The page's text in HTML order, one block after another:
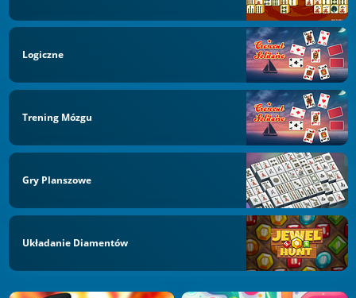
Logiczne
Trening Mózgu
Gry Planszowe
Układanie Diamentów